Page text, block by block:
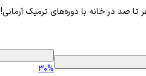
تا صد در خانه با دوره‌های ترمیک آرمانی!
۳۰%